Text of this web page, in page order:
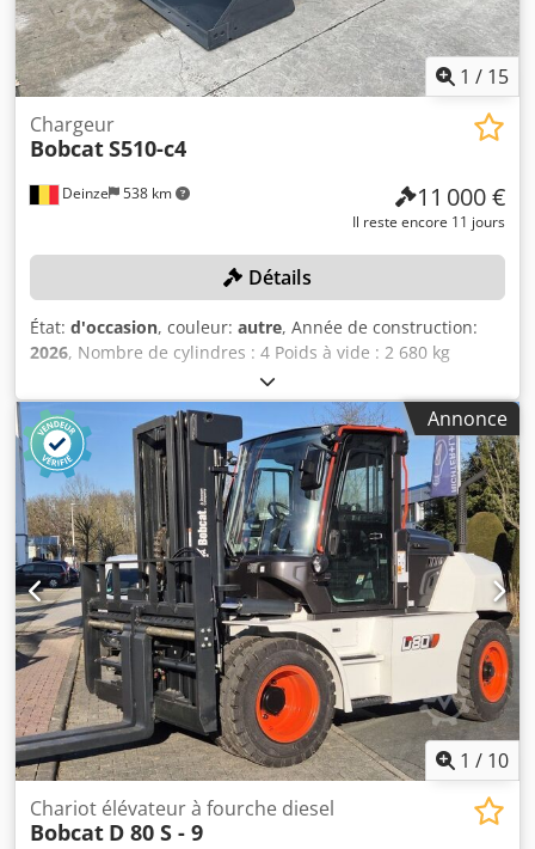
1 / 15
Deinze 538 km
Chargeur
BobcatS510-c4
11 000 €
Il reste encore 11 jours
Détails
État: d'occasion, couleur: autre, Année de construction:
2026, Nombre de cylindres : 4 Poids à vide : 2 680 kg
Dimensions (L x l x H) : 337 x 172 x 197 cm Système de
changement rapide : oui Poids propre : 2 680 kg
Dimensions de transport : 3 378 x 1 727 x 1 972 mm
Marque et type de moteur : Kubota V2403 Puissance :
36,5 kW / 48,9 ch Cylindres : 4 Taille des pneus : pneus
avant et arrière : 30 x 10-16 Largeur de la benne :
1 730 mm Équipement : système de changement rapide
mécanique Fonction supplémentaire : Pas de certification
ou d’enregistrement CE Csdpfx Aiszrv Ulj Asrf Pas de
documentation
Annonce
1 / 10
Chariot élévateur à fourche diesel
Bobcat D 80 S - 9